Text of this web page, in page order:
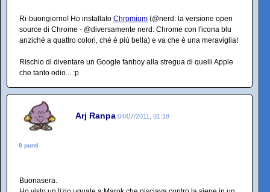
Ri-buongiorno! Ho installato Chromium (@nerd: la versione open
source di Chrome - @diversamente nerd: Chrome con l'icona blu
anziché a quattro colori, ché è più bella) e va che è una meraviglia!
Rischio di diventare un Google fanboy alla stregua di quelli Apple
che tanto odio... :p
Arj Ranpa 04/07/2011, 01:18
0 punti
Buonasera.